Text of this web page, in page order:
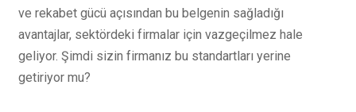
ve rekabet gücü açısından bu belgenin sağladığı
avantajlar, sektördeki firmalar için vazgeçilmez hale
geliyor. Şimdi sizin firmanız bu standartları yerine
getiriyor mu?